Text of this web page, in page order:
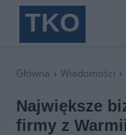
TKO
Główna Wiadomości
Największe
firmy z